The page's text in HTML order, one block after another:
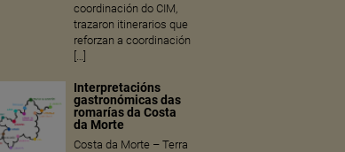
coordinación do CIM,
trazaron itinerarios que
reforzan a coordinación
[…]
Interpretacións
gastronómicas das
romarías da Costa
da Morte
Costa da Morte – Terra